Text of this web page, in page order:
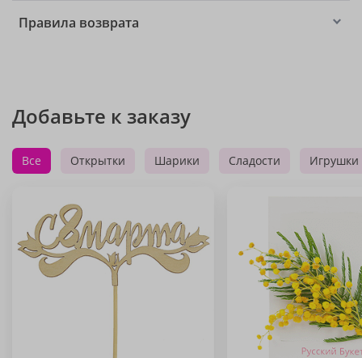
Правила возврата
Добавьте к заказу
Все Открытки Шарики Сладости Игрушки